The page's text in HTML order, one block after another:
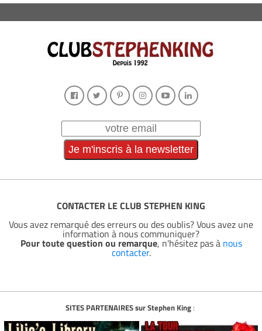
CONTACTER LE CLUB STEPHEN KING
Vous avez remarqué des erreurs ou des oublis? Vous avez une
information à nous communiquer?
Pour toute question ou remarque, n'hésitez pas à nous
contacter.
SITES PARTENAIRES sur Stephen King: